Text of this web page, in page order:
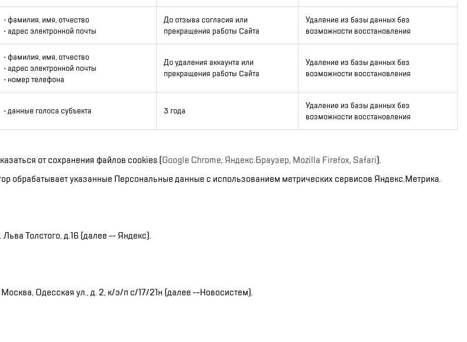
• фамилия, имя, отчество
• адрес электронной почты
До отзыва согласия или
прекращения работы Сайта
Удаление из базы данных без
возможности восстановления
• фамилия, имя, отчество
• адрес электронной почты
• номер телефона
До удаления аккаунта или
прекращения работы Сайта
Удаление из базы данных без
возможности восстановления
• данные голоса субъекта 3 года
Удаление из базы данных без
возможности восстановления
от сохранения файлов cookies (Google Chrome, Яндекс.Браузер, Mozilla Firefox, Safari).
обрабатывает указанные Персональные данные с использованием метрических сервисов Яндекс.Метрика.
Толстого, д.16 (далее -- Яндекс).
Одесская ул., д. 2, к/э/п с/17/21н (далее --Новосистем).